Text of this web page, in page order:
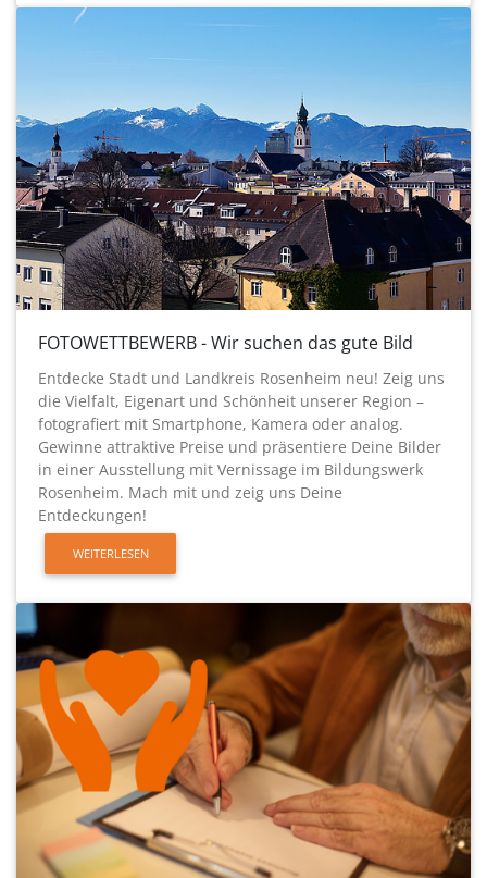
FOTOWETTBEWERB - Wir suchen das gute Bild
Entdecke Stadt und Landkreis Rosenheim neu! Zeig uns
die Vielfalt, Eigenart und Schönheit unserer Region –
fotografiert mit Smartphone, Kamera oder analog.
Gewinne attraktive Preise und präsentiere Deine Bilder
in einer Ausstellung mit Vernissage im Bildungswerk
Rosenheim. Mach mit und zeig uns Deine
Entdeckungen!
WEITERLESEN